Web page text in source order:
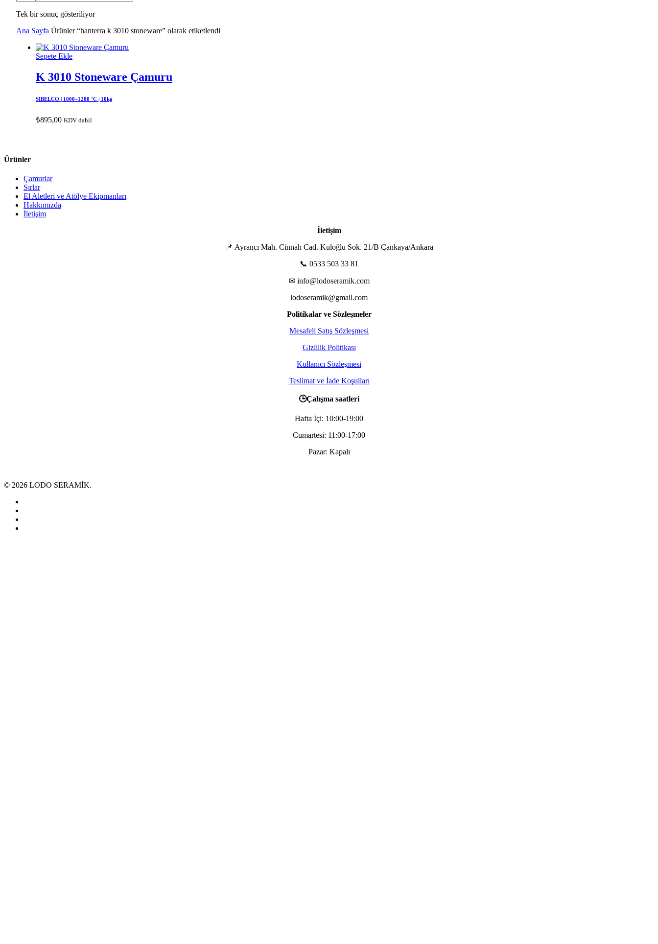
Tek bir sonuç gösteriliyor
Ana Sayfa Ürünler “hanterra k 3010 stoneware” olarak etiketlendi
Sepete Ekle
K 3010 Stoneware Çamuru
SIBELCO | 1000–1200 °C | 10kg
₺895,00 KDV dahil
Ürünler
Çamurlar
Sırlar
El Aletleri ve Atölye Ekipmanları
Hakkımızda
İletişim
İletişim
📌 Ayrancı Mah. Cinnah Cad. Kuloğlu Sok. 21/B Çankaya/Ankara
📞 0533 503 33 81
✉ info@lodoseramik.com
lodoseramik@gmail.com
Politikalar ve Sözleşmeler
Mesafeli Satış Sözleşmesi
Gizlilik Politikası
Kullanıcı Sözleşmesi
Teslimat ve İade Koşulları
🕒Çalışma saatleri
Hafta İçi: 10:00-19:00
Cumartesi: 11:00-17:00
Pazar: Kapalı
© 2026 LODO SERAMİK.